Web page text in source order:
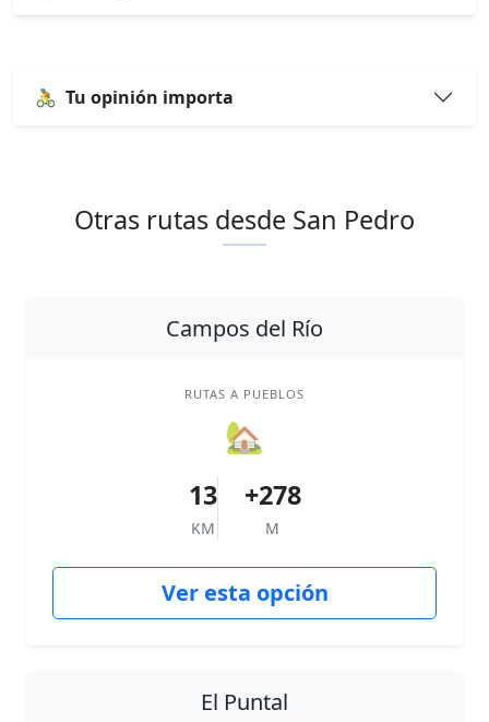
🚴 Tu opinión importa
Otras rutas desde San Pedro
Campos del Río
RUTAS A PUEBLOS
🏡
13
KM
+278
M
Ver esta opción
El Puntal